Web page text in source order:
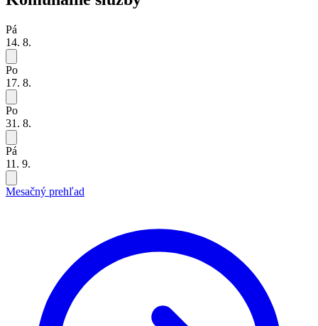
Pá
14. 8.
Po
17. 8.
Po
31. 8.
Pá
11. 9.
Mesačný prehľad